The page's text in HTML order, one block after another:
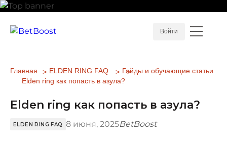
Войти
Главная ELDEN RING FAQ
Гайды и обучающие статьи
Elden ring как попасть в азула?
Elden ring как попасть в азула?
ELDEN RING FAQ 8 июня, 2025BetBoost